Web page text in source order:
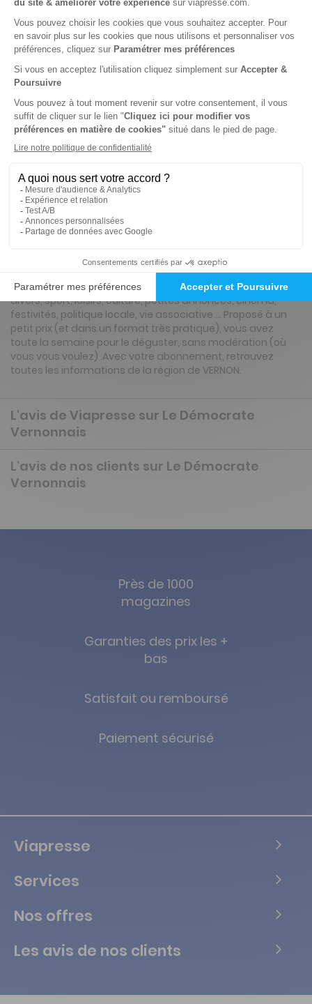
Abonnement 1 an
52 n° • Papier
86€40
Tarif France métropolitaine
Renouvellement à date d’anniversaire
ℹ️Note :les codes promotionnels ne sont pas
Présentation du magazine Le Démocrate
Vernonnais
A la fois utile et convivial, il s’adresse à toute la famille en
traitant l’actualité des communes de votre région : faits
divers, sport, loisirs, culture, petites annonces, cinéma,
festivités, politique locale, vie associative … Proposé à un
petit prix (et dans un format très pratique), vous avez
toute la semaine pour le déguster, sans modération (où
vous vous voulez) .Avec votre abonnement, retrouvez
toutes les informations de la région de VERNON.
L'avis de Viapresse sur Le Démocrate
Vernonnais
L'avis de nos clients sur Le Démocrate
Vernonnais
Près de 1000
magazines
Garanties des prix les +
bas
Satisfait ou remboursé
Paiement sécurisé
Viapresse
Services
Nos offres
Les avis de nos clients